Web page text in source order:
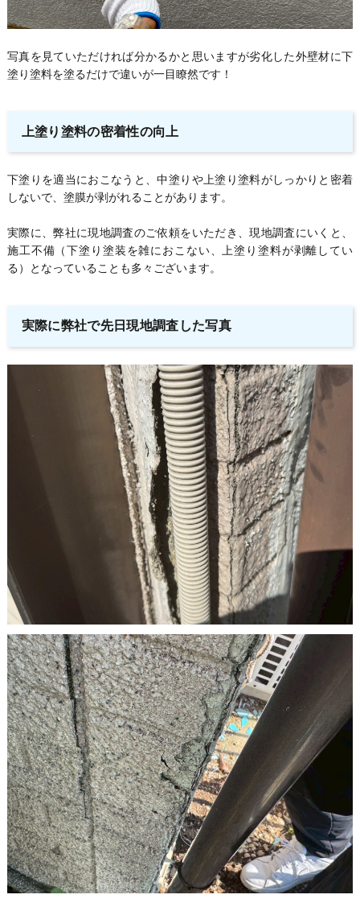
写真を見ていただければ分かるかと思いますが劣化した外壁材に下
塗り塗料を塗るだけで違いが一目瞭然です！
上塗り塗料の密着性の向上
下塗りを適当におこなうと、中塗りや上塗り塗料がしっかりと密着
しないで、塗膜が剥がれることがあります。
実際に、弊社に現地調査のご依頼をいただき、現地調査にいくと、
施工不備（下塗り塗装を雑におこない、上塗り塗料が剥離してい
る）となっていることも多々ございます。
実際に弊社で先日現地調査した写真